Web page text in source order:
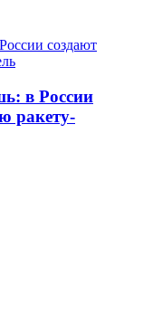
в России
ракету-